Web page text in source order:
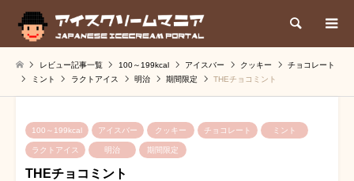
検索
レビュー記事一覧 100～199kcal アイスバー クッキー
チョコレート
ミント
ラクトアイス 明治 期間限定 THEチョコミント
100～199kcal アイスバー クッキー チョコレート ミント
ラクトアイス 明治 期間限定
THEチョコミント